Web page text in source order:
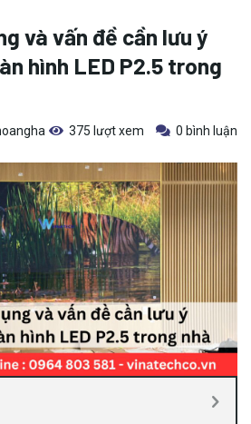
và vấn đề cần lưu ý
hình LED P2.5 trong
375 lượt xem 0 bình luận